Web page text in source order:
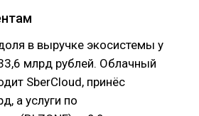
в выручке экосистемы у
млрд рублей. Облачный
SberCloud, принёс
а услуги по